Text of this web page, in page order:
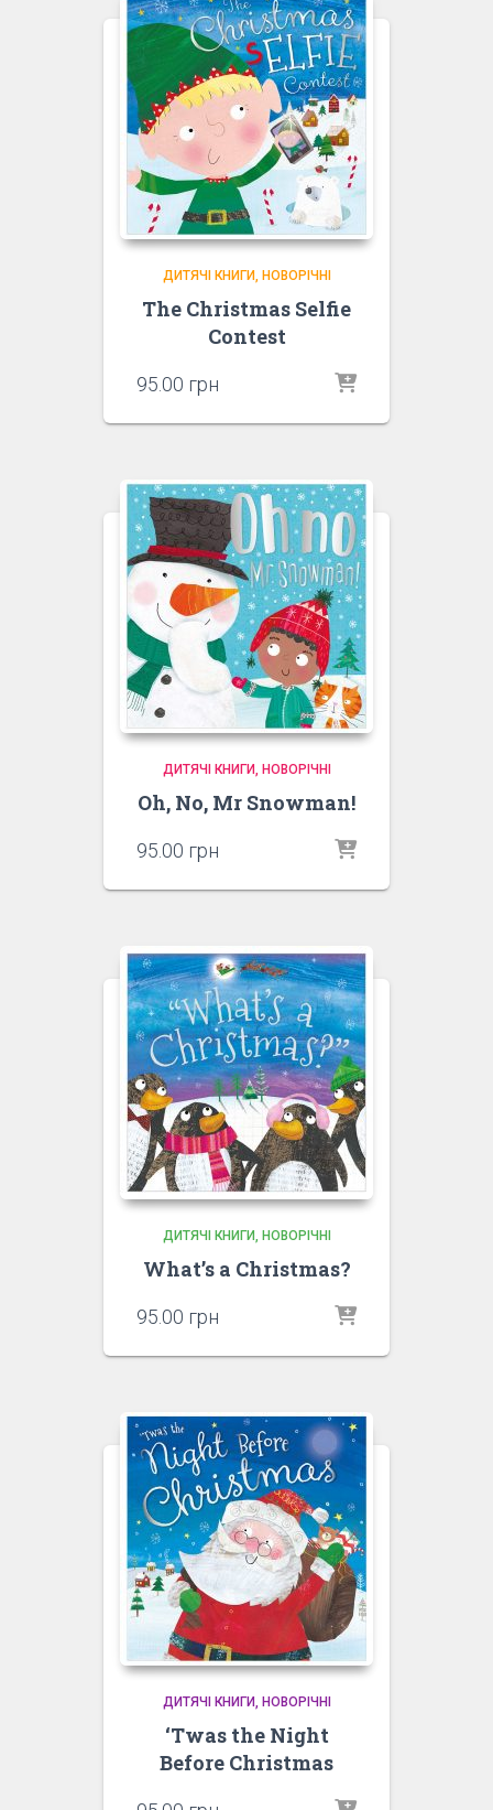
ДИТЯЧІ КНИГИ НОВОРІЧНІ
The Christmas Selfie
Contest
95.00 грн
ДИТЯЧІ КНИГИ НОВОРІЧНІ
Oh, No, Mr Snowman!
95.00 грн
ДИТЯЧІ КНИГИ НОВОРІЧНІ
What’s a Christmas?
95.00 грн
ДИТЯЧІ КНИГИ НОВОРІЧНІ
‘Twas the Night
Before Christmas